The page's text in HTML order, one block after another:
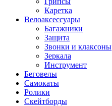
Каретка
Велоаксессуары
Багажники
Защита
Звонки и клаксоны
Зеркала
Инструмент
Беговелы
Самокаты
Ролики
Скейтборды